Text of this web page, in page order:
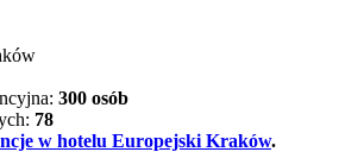
300 osób
78
w hotelu Europejski Kraków.